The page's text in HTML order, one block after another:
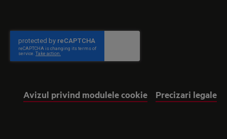
Precizari legale
Avizul privind modulele cookie